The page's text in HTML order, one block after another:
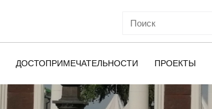
ДОСТОПРИМЕЧАТЕЛЬНОСТИ ПРОЕКТЫ